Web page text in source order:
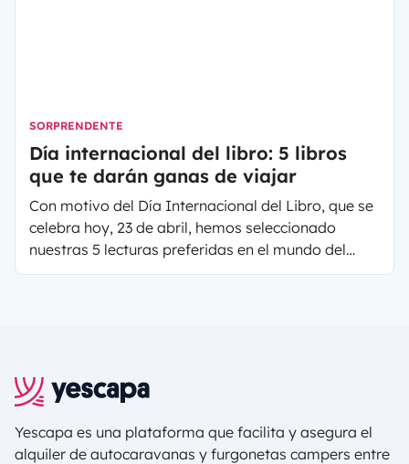
SORPRENDENTE
Día internacional del libro: 5 libros
que te darán ganas de viajar
Con motivo del Día Internacional del Libro, que se
celebra hoy, 23 de abril, hemos seleccionado
nuestras 5 lecturas preferidas en el mundo del
viaje. Hay para todos los gustos: viajes en familia
Yescapa es una plataforma que facilita y asegura el
alquiler de autocaravanas y furgonetas campers entre